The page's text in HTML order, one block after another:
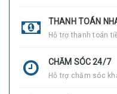
THANH TOÁN
Hỗ trợ thanh toán
CHĂM SÓC 24/7
Hỗ trợ chăm sóc